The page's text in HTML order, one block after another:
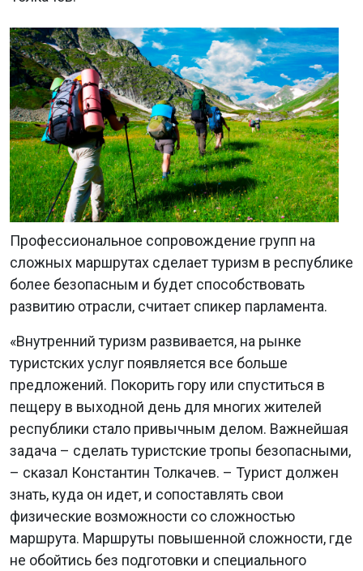
Профессиональное сопровождение групп на
сложных маршрутах сделает туризм в республике
более безопасным и будет способствовать
развитию отрасли, считает спикер парламента.
«Внутренний туризм развивается, на рынке
туристских услуг появляется все больше
предложений. Покорить гору или спуститься в
пещеру в выходной день для многих жителей
республики стало привычным делом. Важнейшая
задача – сделать туристские тропы безопасными,
– сказал Константин Толкачев. – Турист должен
знать, куда он идет, и сопоставлять свои
физические возможности со сложностью
маршрута. Маршруты повышенной сложности, где
не обойтись без подготовки и специального